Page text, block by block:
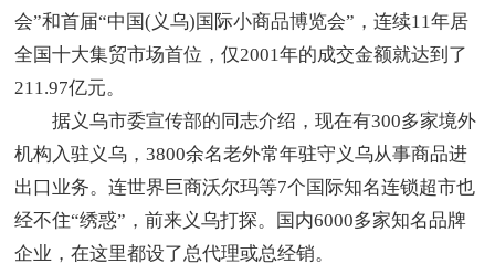
会”和首届“中国(义乌)国际小商品博览会”，连续11年居
全国十大集贸市场首位，仅2001年的成交金额就达到了
211.97亿元。
据义乌市委宣传部的同志介绍，现在有300多家境外
机构入驻义乌，3800余名老外常年驻守义乌从事商品进
出口业务。连世界巨商沃尔玛等7个国际知名连锁超市也
经不住“绣惑”，前来义乌打探。国内6000多家知名品牌
企业，在这里都设了总代理或总经销。